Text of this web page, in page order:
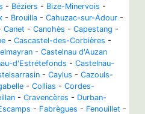
- Béziers - Bize-Minervois -
- Brouilla - Cahuzac-sur-Adour -
Canet - Canohès - Capestang -
- Cascastel-des-Corbières -
- Castelnau d'Auzan
d'Estrétefonds - Castelnau-
- Caylus - Cazouls-
- Collias - Cordes-
- Cravencères - Durban-
- Fabrègues - Fenouillet -